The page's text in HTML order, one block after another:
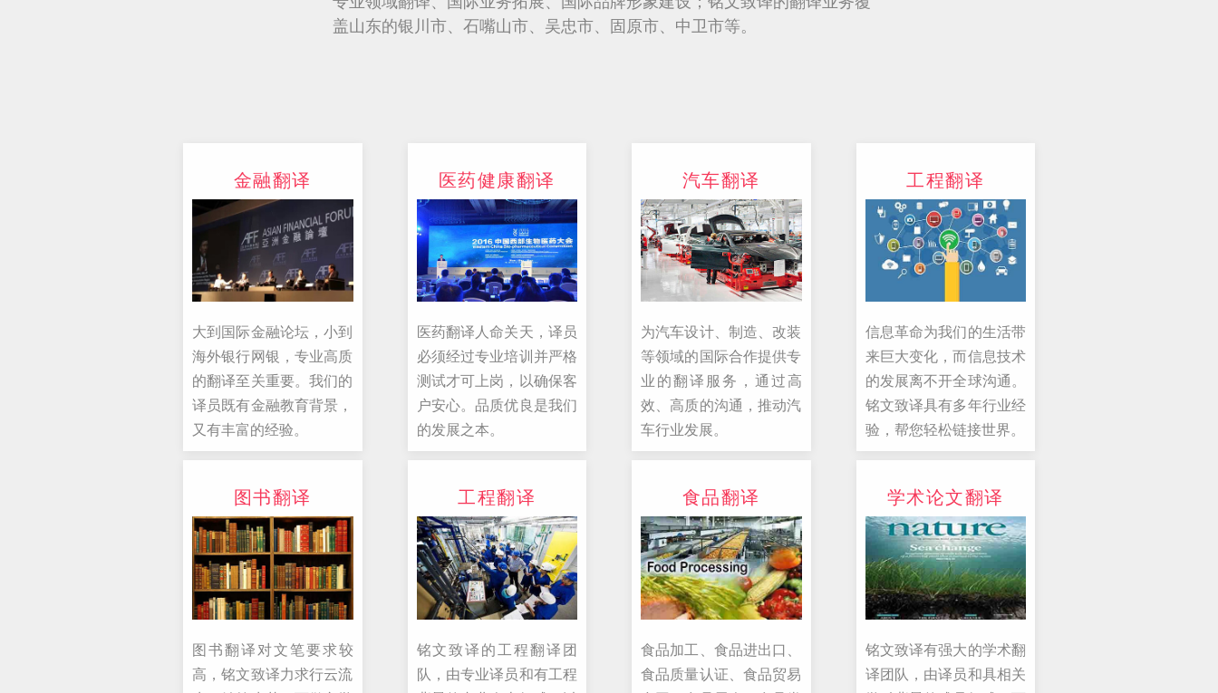
盖山东的银川市、石嘴山市、吴忠市、固原市、中卫市等。
金融翻译
大到国际金融论坛，小到
海外银行网银，专业高质
的翻译至关重要。我们的
译员既有金融教育背景，
又有丰富的经验。
医药健康翻译
医药翻译人命关天，译员
必须经过专业培训并严格
测试才可上岗，以确保客
户安心。品质优良是我们
的发展之本。
汽车翻译
为汽车设计、制造、改装
等领域的国际合作提供专
业的翻译服务，通过高
效、高质的沟通，推动汽
车行业发展。
工程翻译
信息革命为我们的生活带
来巨大变化，而信息技术
的发展离不开全球沟通。
铭文致译具有多年行业经
验，帮您轻松链接世界。
图书翻译
图书翻译对文笔要求较
高，铭文致译力求行云流
工程翻译
铭文致译的工程翻译团
队，由专业译员和有工程
食品翻译
食品加工、食品进出口、
食品质量认证、食品贸易
学术论文翻译
铭文致译有强大的学术翻
译团队，由译员和具相关